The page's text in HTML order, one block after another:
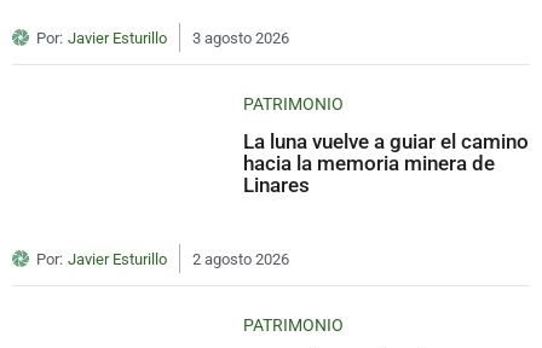
Por: Javier Esturillo 3 agosto 2026
PATRIMONIO
La luna vuelve a guiar el camino
hacia la memoria minera de
Linares
Por: Javier Esturillo 2 agosto 2026
PATRIMONIO